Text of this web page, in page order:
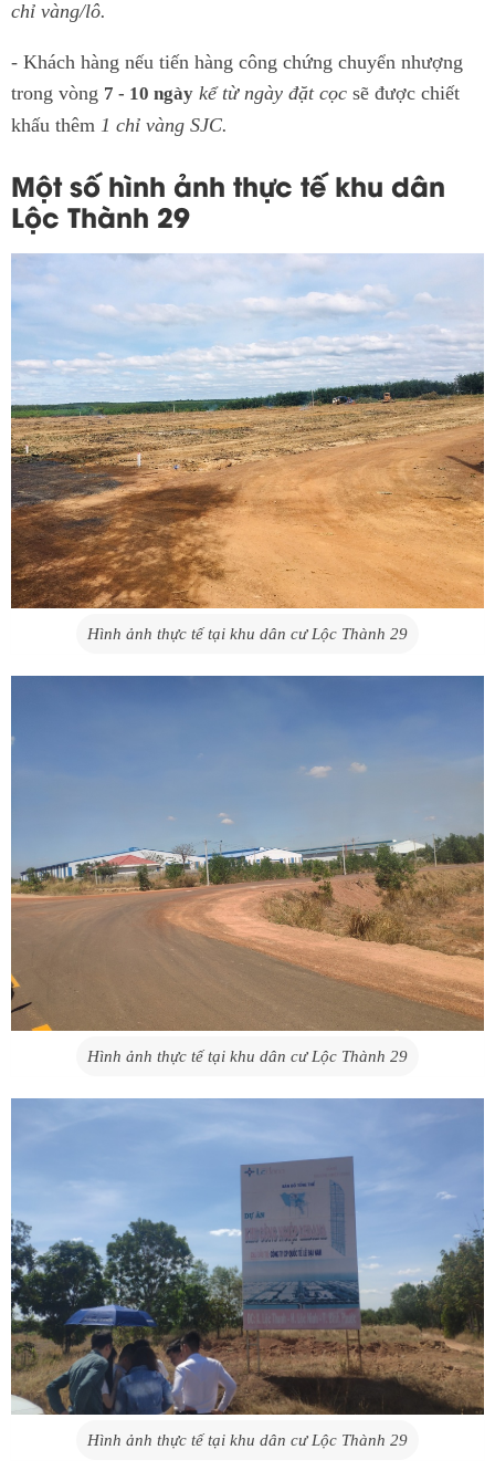
chỉ vàng/lô.
- Khách hàng nếu tiến hàng công chứng chuyển nhượng
trong vòng 7 - 10 ngày kể từ ngày đặt cọc sẽ được chiết
khấu thêm 1 chỉ vàng SJC.
Một số hình ảnh thực tế khu dân
Lộc Thành 29
Hình ảnh thực tế tại khu dân cư Lộc Thành 29
Hình ảnh thực tế tại khu dân cư Lộc Thành 29
Hình ảnh thực tế tại khu dân cư Lộc Thành 29